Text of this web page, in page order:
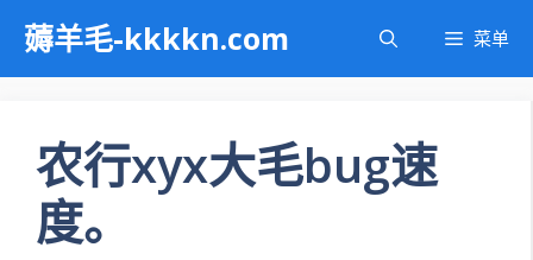
内
薅羊毛-kkkkn.com 菜单
农行xyx大毛bug速
度。